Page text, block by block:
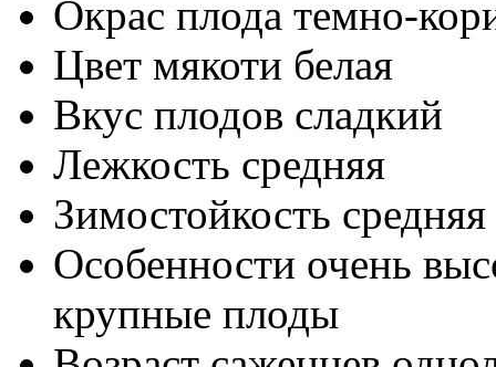
Окрас плода темно-
Цвет мякоти белая
Вкус плодов сладкий
Лежкость средняя
Зимостойкость средняя
Особенности очень
крупные плоды